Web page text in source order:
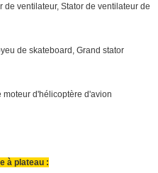
de ventilateur, Stator de ventilateur de
de skateboard, Grand stator
moteur d'hélicoptère d'avion
à plateau :